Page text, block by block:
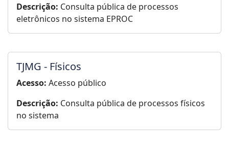
Descrição: Consulta pública de processos
eletrônicos no sistema EPROC
TJMG - Físicos
Acesso: Acesso público
Descrição: Consulta pública de processos físicos
no sistema